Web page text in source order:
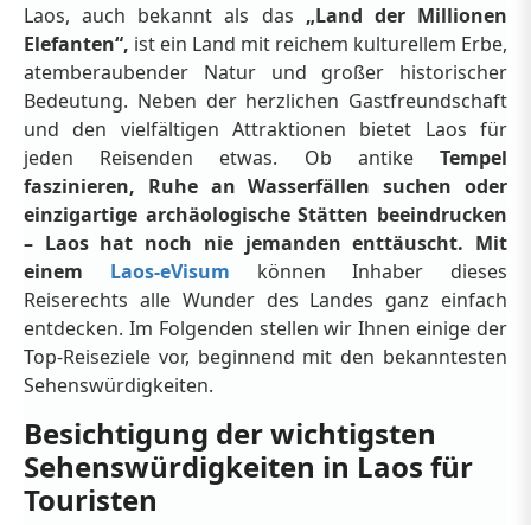
Laos, auch bekannt als das „Land der Millionen
Elefanten“, ist ein Land mit reichem kulturellem Erbe,
atemberaubender Natur und großer historischer
Bedeutung. Neben der herzlichen Gastfreundschaft
und den vielfältigen Attraktionen bietet Laos für
jeden Reisenden etwas. Ob antike Tempel
faszinieren, Ruhe an Wasserfällen suchen oder
einzigartige archäologische Stätten beeindrucken
– Laos hat noch nie jemanden enttäuscht. Mit
einem Laos-eVisum können Inhaber dieses
Reiserechts alle Wunder des Landes ganz einfach
entdecken. Im Folgenden stellen wir Ihnen einige der
Top-Reiseziele vor, beginnend mit den bekanntesten
Sehenswürdigkeiten.
Besichtigung der wichtigsten
Sehenswürdigkeiten in Laos für
Touristen